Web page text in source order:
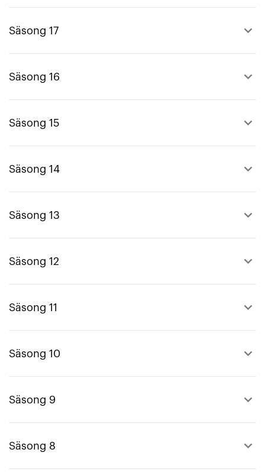
Säsong 17 keyboard_arrow_up
Säsong 16 keyboard_arrow_up
Säsong 15 keyboard_arrow_up
Säsong 14 keyboard_arrow_up
Säsong 13 keyboard_arrow_up
Säsong 12 keyboard_arrow_up
Säsong 11 keyboard_arrow_up
Säsong 10 keyboard_arrow_up
Säsong 9 keyboard_arrow_up
Säsong 8 keyboard_arrow_up